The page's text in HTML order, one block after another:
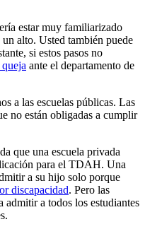
estar muy familiarizado
alto. Usted también puede
si estos pasos no
ante el departamento de
a las escuelas públicas. Las
no están obligadas a cumplir
que una escuela privada
para el TDAH. Una
a su hijo solo porque
discapacidad. Pero las
admitir a todos los estudiantes